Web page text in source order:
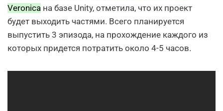
Veronica на базе Unity, отметила, что их проект
будет выходить частями. Всего планируется
выпустить 3 эпизода, на прохождение каждого из
которых придется потратить около 4-5 часов.